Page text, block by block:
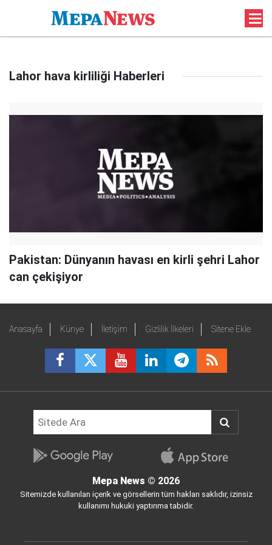
Lahor hava kirliliği Haberleri
Pakistan: Dünyanın havası en kirli şehri Lahor
can çekişiyor
Anasayfa Künye İletişim Gizlilik İlkeleri Sitene Ekle
Mepa News © 2026
Sitemizde kullanılan içerik ve görsellerin tüm hakları saklıdır, izinsiz
kullanımı hukuki yaptırıma tabidir.